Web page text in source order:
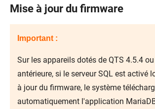
Mise à jour du firmware
Important :
Sur les appareils dotés de QTS 4.5.4
antérieure, si le serveur SQL est activé
à jour du firmware, le système
automatiquement l'application